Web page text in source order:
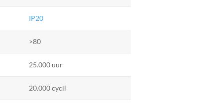
IP20
>80
25.000 uur
20.000 cycli